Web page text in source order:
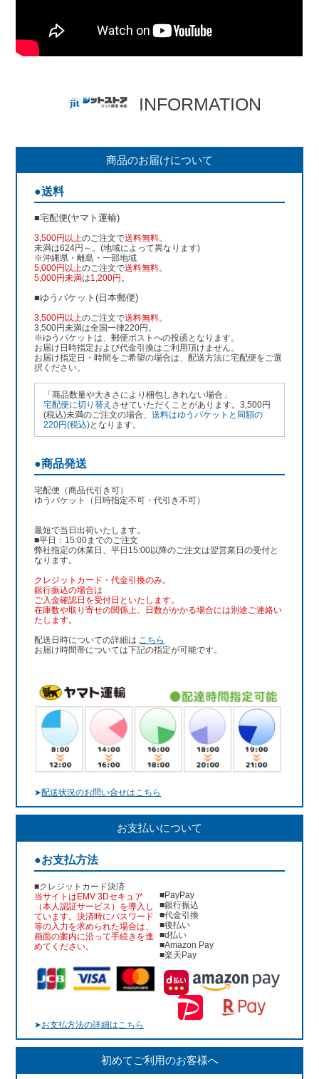
INFORMATION
商品のお届けについて
●送料
■宅配便(ヤマト運輸)
3,500円以上のご注文で送料無料。
未満は624円～。(地域によって異なります)
※沖縄県・離島・一部地域
5,000円以上のご注文で送料無料。
5,000円未満は1,200円 。
■ゆうパケット(日本郵便)
3,500円以上のご注文で送料無料。
3,500円未満は全国一律220円。
※ゆうパケットは、郵便ポストへの投函となります。
お届け日時指定および代金引換はご利用頂けません。
お届け指定日・時間をご希望の場合は、配送方法に宅配便をご選
択ください。
「商品数量や大きさにより梱包しきれない場合」
宅配便に切り替え させていただくことがあります。3,500円
(税込)未満のご注文の場合、送料はゆうパケットと同額の
220円(税込)となります。
●商品発送
宅配便（商品代引き可）
ゆうパケット（日時指定不可・代引き不可）
最短で当日出荷いたします。
■平日：15:00までのご注文
弊社指定の休業日、平日15:00以降のご注文は翌営業日の受付と
なります。
クレジットカード・代金引換のみ。
銀行振込の場合は
ご入金確認日を受付日といたします。
在庫数や取り寄せの関係上、日数がかかる場合には別途ご連絡い
たします。
配送日時についての詳細は こちら
お届け時間帯については下記の指定が可能です。
➤配送状況のお問い合せはこちら
お支払いについて
●お支払方法
■クレジットカード決済
当サイトはEMV 3Dセキュア
（本人認証サービス）を導入し
ています。決済時にパスワード
等の入力を求められた場合は、
画面の案内に沿って手続きを進
めてください。
■PayPay
■銀行振込
■代金引換
■後払い
■d払い
■Amazon Pay
■楽天Pay
➤お支払方法の詳細はこちら
初めてご利用のお客様へ